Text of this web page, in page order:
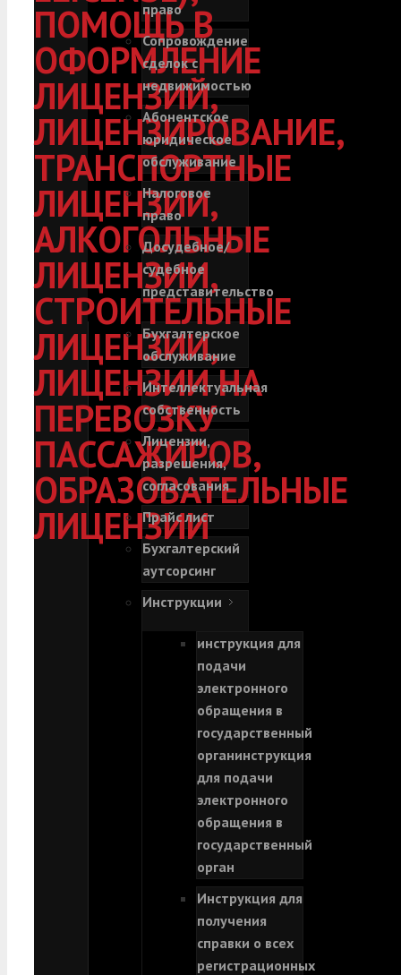
ПОМОЩЬ В
ОФОРМЛЕНИЕ
ЛИЦЕНЗИЙ,
ЛИЦЕНЗИРОВАНИЕ,
ТРАНСПОРТНЫЕ
ЛИЦЕНЗИИ,
АЛКОГОЛЬНЫЕ
ЛИЦЕНЗИИ,
СТРОИТЕЛЬНЫЕ
ЛИЦЕНЗИИ,
ЛИЦЕНЗИИ НА
ПЕРЕВОЗКУ
ПАССАЖИРОВ,
ОБРАЗОВАТЕЛЬНЫЕ
ЛИЦЕНЗИИ
право
Сопровождение
сделок с
недвижимостью
Абонентское
юридическое
обслуживание
Налоговое
право
Досудебное/
судебное
представительство
Бухгалтерское
обслуживание
Интеллектуальная
собственность
Лицензии,
разрешения,
согласования
Прайс лист
Бухгалтерский
аутсорсинг
Инструкции
инструкция для
подачи
электронного
обращения в
государственный
органинструкция
для подачи
электронного
обращения в
государственный
орган
Инструкция для
получения
справки о всех
регистрационных